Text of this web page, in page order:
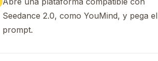
Seedance 2.0, como YouMind, y pega el
prompt.